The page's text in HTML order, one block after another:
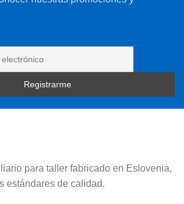
para taller fabricado en Eslovenia,
estándares de calidad.